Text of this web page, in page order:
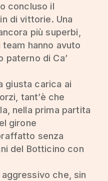
concluso il
di vittorie. Una
più superbi,
hanno avuto
paterno di Ca’
giusta carica ai
tant’è che
nella prima partita
girone
senza
del Botticino con
che, sin